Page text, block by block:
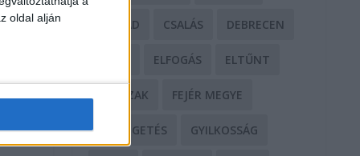
oldal alján
CSALÁD CSALÁS DEBRECEN
ELFOGÁS ELTŰNT
ERŐSZAK FEJÉR MEGYE
FENYEGETÉS GYILKOSSÁG